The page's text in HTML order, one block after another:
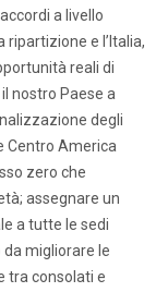
a livello
e l’Italia,
reali di
nostro Paese a
degli
Centro America
zero che
assegnare un
a tutte le sedi
migliorare le
tra consolati e